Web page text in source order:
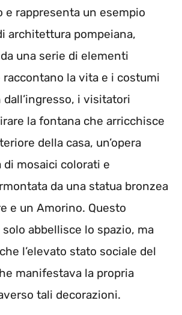
e rappresenta un esempio
architettura pompeiana,
una serie di elementi
la vita e i costumi
dall’ingresso, i visitatori
la fontana che arricchisce
della casa, un’opera
di mosaici colorati e
da una statua bronzea
e un Amorino. Questo
abbellisce lo spazio, ma
l’elevato stato sociale del
manifestava la propria
tali decorazioni.